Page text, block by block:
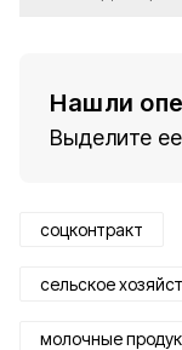
Нашли
Выделите
соцконтракт
сельское
молочные